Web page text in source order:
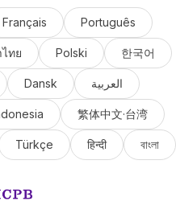
Français Português
ทย Polski 한국어
Dansk العربية
繁体中文·台湾
Türkçe हिन्दी বাংলা